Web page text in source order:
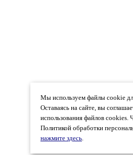
Мы используем файлы cookie
Оставаясь на сайте, вы
использования файлов cookies.
Политикой обработки
нажмите здесь.